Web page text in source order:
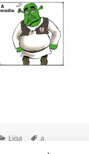
Categorías
Liga Etiquetas
a